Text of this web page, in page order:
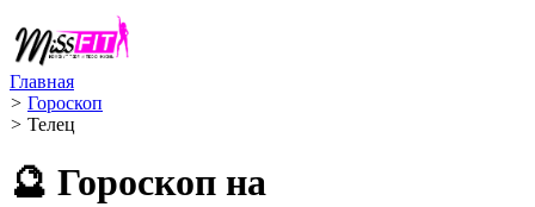
Главная
> Гороскоп
> Телец ️
🔮 Гороскоп на